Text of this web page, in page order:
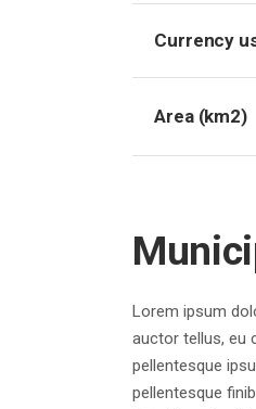
Currency
Area (km2)
Lorem ipsum
auctor tellus, eu
pellentesque
pellentesque